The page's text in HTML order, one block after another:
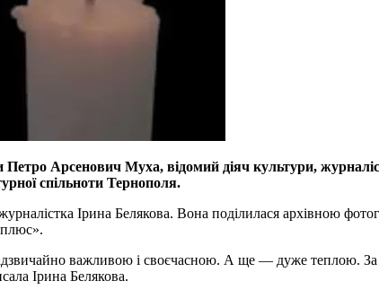
Арсенович Муха, відомий діяч культури,
спільноти Тернополя.
Ірина Белякова. Вона поділилася архівною
важливою і своєчасною. А ще — дуже теплою. За
Ірина Белякова.